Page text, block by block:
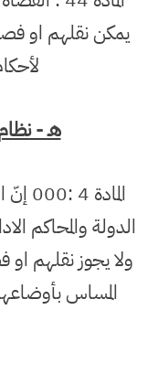
يمكن نقلهم او
هـ -
الدولة والمحاكم
ولا يجوز نقلهم او
المساس